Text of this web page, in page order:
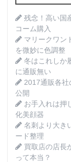
残念！高い国
コーム購入
マリークワン
を微妙に色調整
冬はこれしか
に通販無い
2017通販各
公開
お手入れは押
化美顔器
名刺より大き
ード整理
買取店の店長
って本当？